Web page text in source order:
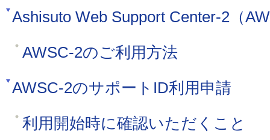
Ashisuto Web Support Center-2（
AWSC-2のご利用方法
AWSC-2のサポートID利用申請
利用開始時に確認いただくこと